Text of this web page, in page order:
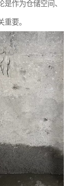
作为仓储空间、
要。